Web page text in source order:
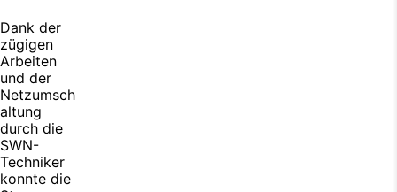
Dank der
zügigen
Arbeiten
und der
Netzumsch
altung
durch die
SWN-
Techniker
konnte die